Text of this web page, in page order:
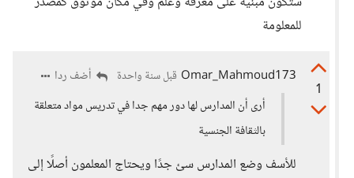
للمعلومة
1
Omar_Mahmoud173 قبل سنة واحدة
أضف ردا
أرى أن المدارس لها دور مهم جدا في تدريس مواد متعلقة
بالثقافة الجنسية
للأسف وضع المدارس سئ جدًا ويحتاج المعلمون أصلًا إلى